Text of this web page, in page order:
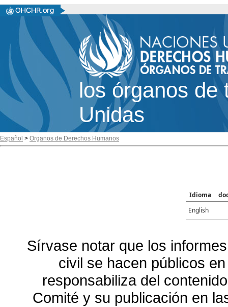
los órganos de
Unidas
Español > Organos de Derechos Humanos
Idioma
English
Sírvase notar que los
civil se hacen públicos
responsabiliza del
Comité y su publicación en